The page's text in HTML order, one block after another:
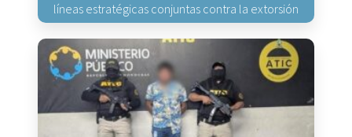
líneas estratégicas conjuntas contra la extorsión